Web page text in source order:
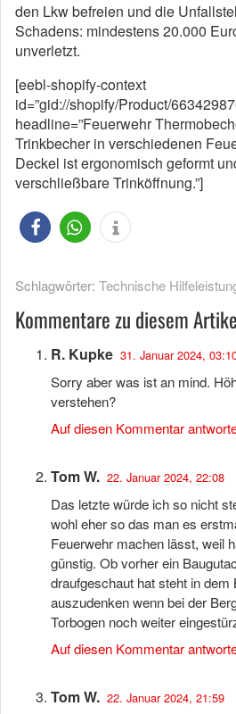
den Lkw befreien und die
Schadens: mindestens 20.000
unverletzt.
[eebl-shopify-context
id=”gid://shopify/Product/
headline=”Feuerwehr
Trinkbecher in verschiedenen
Deckel ist ergonomisch geformt
verschließbare Trinköffnung.”]
Schlagwörter: Technische
Kommentare zu diesem
R. Kupke 31. Januar 2024,
Sorry aber was ist an mind.
verstehen?
Auf diesen Kommentar
Tom W. 22. Januar 2024, 22:08
Das letzte würde ich so nicht
wohl eher so das man es
Feuerwehr machen lässt, weil
günstig. Ob vorher ein
draufgeschaut hat steht in
auszudenken wenn bei der
Torbogen noch weiter
Auf diesen Kommentar
Tom W. 22. Januar 2024, 21:59